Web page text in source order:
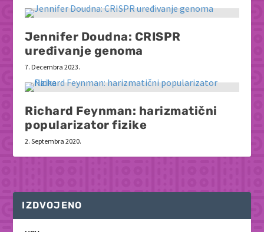
Jennifer Doudna: CRISPR
uređivanje genoma
7. Decembra 2023.
Richard Feynman: harizmatični
popularizator fizike
2. Septembra 2020.
IZDVOJENO